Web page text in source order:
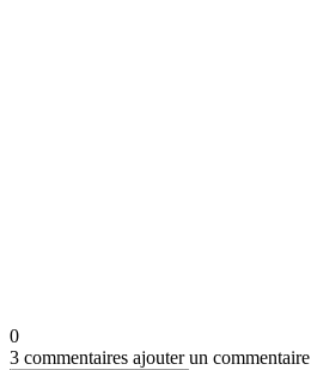
0
3 commentaires ajouter un commentaire